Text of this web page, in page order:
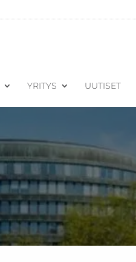
YRITYS UUTISET